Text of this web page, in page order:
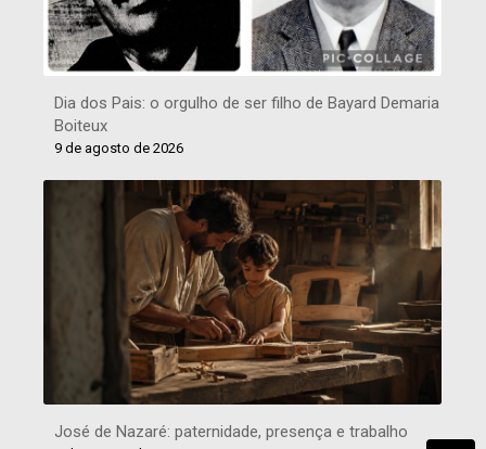
Dia dos Pais: o orgulho de ser filho de Bayard Demaria
Boiteux
9 de agosto de 2026
José de Nazaré: paternidade, presença e trabalho